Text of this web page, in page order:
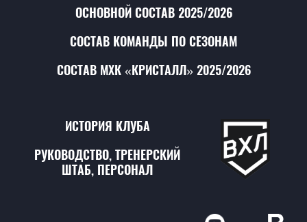
ОСНОВНОЙ СОСТАВ 2025/2026
СОСТАВ КОМАНДЫ ПО СЕЗОНАМ
СОСТАВ МХК «КРИСТАЛЛ» 2025/2026
ИСТОРИЯ КЛУБА
РУКОВОДСТВО, ТРЕНЕРСКИЙ
ШТАБ, ПЕРСОНАЛ